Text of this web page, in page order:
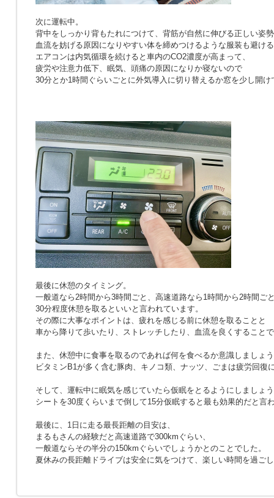
次に運転中。
背中をしっかり背もたれにつけて、背筋が自然に伸びる正しい姿
血流を妨げる原因になりやすい体を締めつけるような服装も避け
エアコンは内気循環を続けると車内のCO2濃度が高まって、
疲労や注意力低下、眠気、頭痛の原因になりか寝ないので
30分とか1時間ぐらいごとに外気導入に切り替えるか窓を少し開け
最後に休憩のタイミング。
一般道なら2時間から3時間ごと、高速道路なら1時間から2時間ご
30分程度休憩を取るといいと言われています。
その際に大事なポイントは、疲れを感じる前に休憩を取ることと
車から降りて歩いたり、ストレッチしたり、血流を良くすること
また、休憩中に食事を取るのであれば何を食べるか意識しましょ
ビタミンB1が多く含む豚肉、キノコ類、ナッツ、ごまは疲労回復
そして、運転中に眠気を感じていたら仮眠をとるようにしましょ
シートを30度くらいまで倒して15分仮眠すると最も効果的だと言
最後に、1日に走る最長距離の目安は、
まるもさんの経験だと高速道路で300kmぐらい、
一般道ならその半分の150kmぐらいでしょうかとのことでした。
夏休みの長距離ドライブは安全に気をつけて、楽しい時間を過ご